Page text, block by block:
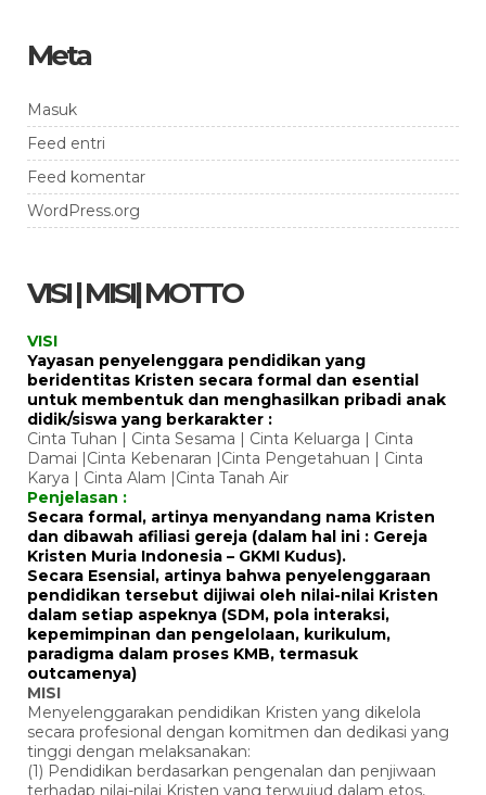
Meta
Masuk
Feed entri
Feed komentar
WordPress.org
VISI | MISI| MOTTO
VISI
Yayasan penyelenggara pendidikan yang
beridentitas Kristen secara formal dan esential
untuk membentuk dan menghasilkan pribadi anak
didik/siswa yang berkarakter :
Cinta Tuhan | Cinta Sesama | Cinta Keluarga | Cinta
Damai |Cinta Kebenaran |Cinta Pengetahuan | Cinta
Karya | Cinta Alam |Cinta Tanah Air
Penjelasan :
Secara formal, artinya menyandang nama Kristen
dan dibawah afiliasi gereja (dalam hal ini : Gereja
Kristen Muria Indonesia – GKMI Kudus).
Secara Esensial, artinya bahwa penyelenggaraan
pendidikan tersebut dijiwai oleh nilai-nilai Kristen
dalam setiap aspeknya (SDM, pola interaksi,
kepemimpinan dan pengelolaan, kurikulum,
paradigma dalam proses KMB, termasuk
outcamenya)
MISI
Menyelenggarakan pendidikan Kristen yang dikelola
secara profesional dengan komitmen dan dedikasi yang
tinggi dengan melaksanakan:
(1) Pendidikan berdasarkan pengenalan dan penjiwaan
terhadap nilai-nilai Kristen yang terwujud dalam etos,